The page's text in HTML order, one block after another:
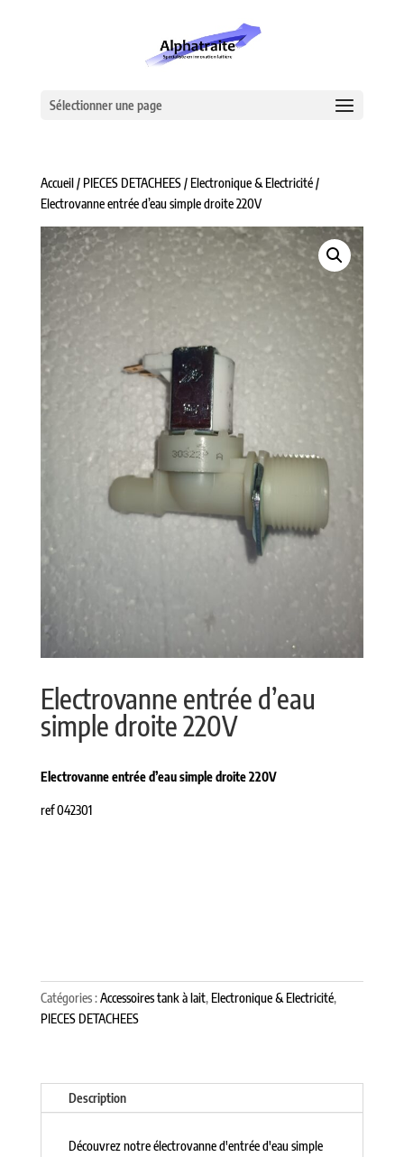
Sélectionner une page
Accueil/ PIECES DETACHEES/ Electronique & Electricité/
Electrovanne entrée d’eau simple droite 220V
Electrovanne entrée d’eau
simple droite 220V
Electrovanne entrée d’eau simple droite 220V
ref 042301
Catégories :Accessoires tank à lait, Electronique & Electricité,
PIECES DETACHEES
Description
Découvrez notre électrovanne d'entrée d'eau simple